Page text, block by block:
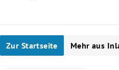
Zur Startseite Mehr aus